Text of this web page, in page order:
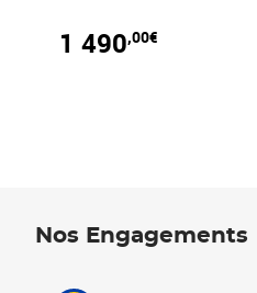
1 490,00€
Nos Engagements